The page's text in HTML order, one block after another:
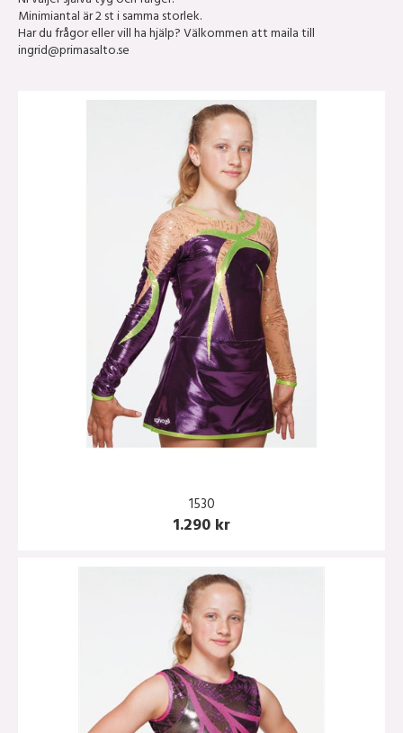
Minimiantal är 2 st i samma storlek.
Har du frågor eller vill ha hjälp? Välkommen att maila till
ingrid@primasalto.se
1530
1.290 kr